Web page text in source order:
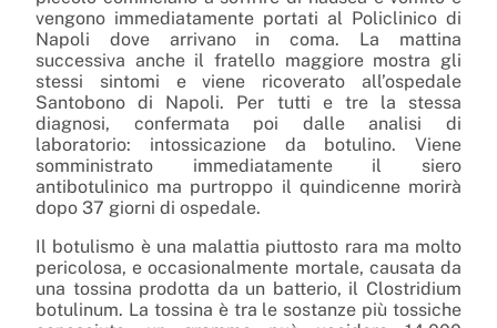
vengono immediatamente portati al Policlinico di
Napoli dove arrivano in coma. La mattina
successiva anche il fratello maggiore mostra gli
stessi sintomi e viene ricoverato all’ospedale
Santobono di Napoli. Per tutti e tre la stessa
diagnosi, confermata poi dalle analisi di
laboratorio: intossicazione da botulino. Viene
somministrato immediatamente il siero
antibotulinico ma purtroppo il quindicenne morirà
dopo 37 giorni di ospedale.
Il botulismo è una malattia piuttosto rara ma molto
pericolosa, e occasionalmente mortale, causata da
una tossina prodotta da un batterio, il Clostridium
botulinum. La tossina è tra le sostanze più tossiche